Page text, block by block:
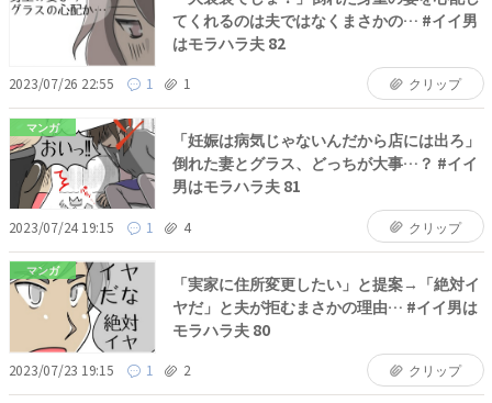
てくれるのは夫ではなくまさかの… #イイ男
はモラハラ夫 82
2023/07/26 22:55 1 1 クリップ
マンガ
「妊娠は病気じゃないんだから店には出ろ」
倒れた妻とグラス、どっちが大事…？ #イイ
男はモラハラ夫 81
2023/07/24 19:15 1 4 クリップ
マンガ
「実家に住所変更したい」と提案→「絶対イ
ヤだ」と夫が拒むまさかの理由… #イイ男は
モラハラ夫 80
2023/07/23 19:15 1 2 クリップ